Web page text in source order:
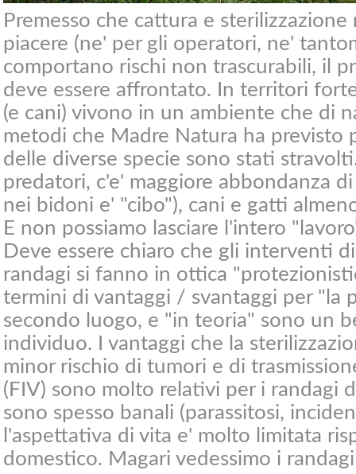
Premesso che cattura e
piacere (ne' per gli operatori, ne'
comportano rischi non trascurabili, il
deve essere affrontato. In territori
(e cani) vivono in un ambiente che di
metodi che Madre Natura ha previsto
delle diverse specie sono stati
predatori, c'e' maggiore abbondanza
nei bidoni e' "cibo"), cani e gatti
E non possiamo lasciare l'intero
Deve essere chiaro che gli interventi
randagi si fanno in ottica
termini di vantaggi / svantaggi per "la
secondo luogo, e "in teoria" sono un
individuo. I vantaggi che la
minor rischio di tumori e di
(FIV) sono molto relativi per i randagi
sono spesso banali (parassitosi,
l'aspettativa di vita e' molto limitata
domestico. Magari vedessimo i